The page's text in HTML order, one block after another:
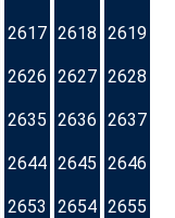
2617 2618 2619
2626 2627 2628
2635 2636 2637
2644 2645 2646
2653 2654 2655